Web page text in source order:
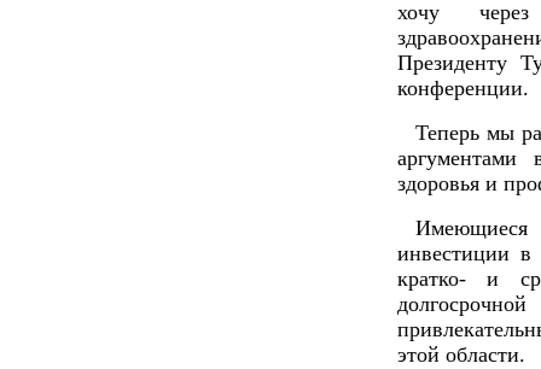
хочу через
Президенту
конференции.
Теперь мы
здоровья и
инвестиции в
кратко- и
этой области.